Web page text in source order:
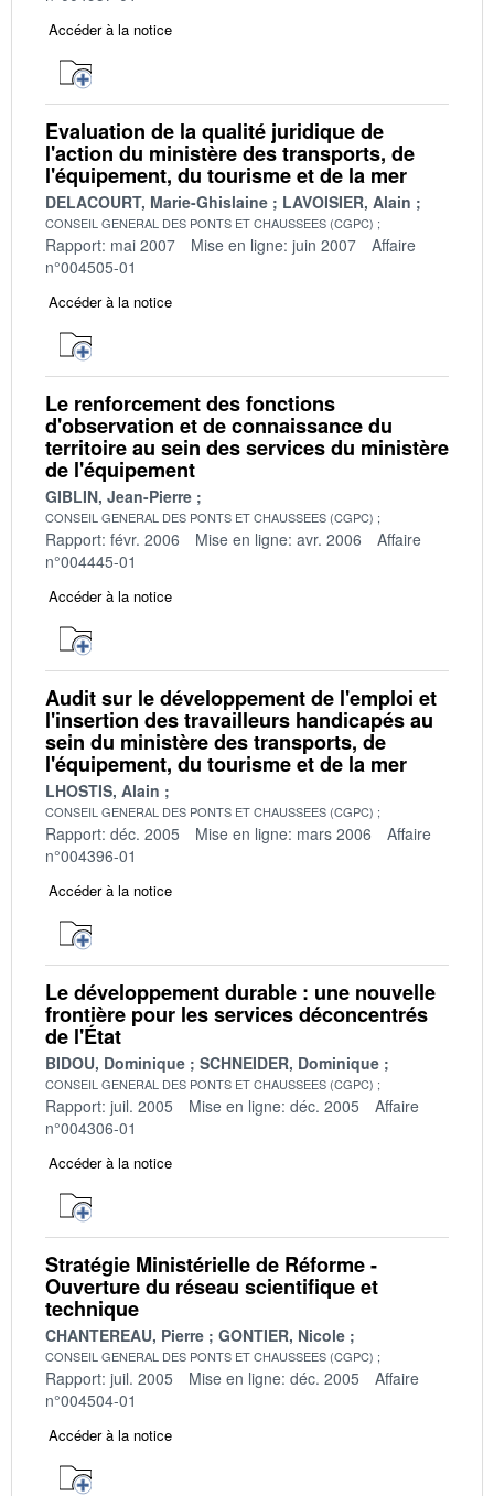
Accéder à la notice
Evaluation de la qualité juridique de
l'action du ministère des transports, de
l'équipement, du tourisme et de la mer
DELACOURT, Marie-Ghislaine LAVOISIER, Alain
CONSEIL GENERAL DES PONTS ET CHAUSSEES (CGPC)
Rapport: mai 2007 Mise en ligne: juin 2007
Affaire
n°004505-01
Accéder à la notice
Le renforcement des fonctions
d'observation et de connaissance du
territoire au sein des services du ministère
de l'équipement
GIBLIN, Jean-Pierre
CONSEIL GENERAL DES PONTS ET CHAUSSEES (CGPC)
Rapport: févr. 2006 Mise en ligne: avr. 2006
Affaire
n°004445-01
Accéder à la notice
Audit sur le développement de l'emploi et
l'insertion des travailleurs handicapés au
sein du ministère des transports, de
l'équipement, du tourisme et de la mer
LHOSTIS, Alain
CONSEIL GENERAL DES PONTS ET CHAUSSEES (CGPC)
Rapport: déc. 2005 Mise en ligne: mars 2006
Affaire
n°004396-01
Accéder à la notice
Le développement durable : une nouvelle
frontière pour les services déconcentrés
de l'État
BIDOU, Dominique SCHNEIDER, Dominique
CONSEIL GENERAL DES PONTS ET CHAUSSEES (CGPC)
Rapport: juil. 2005 Mise en ligne: déc. 2005
Affaire
n°004306-01
Accéder à la notice
Stratégie Ministérielle de Réforme -
Ouverture du réseau scientifique et
technique
CHANTEREAU, Pierre GONTIER, Nicole
CONSEIL GENERAL DES PONTS ET CHAUSSEES (CGPC)
Rapport: juil. 2005 Mise en ligne: déc. 2005
Affaire
n°004504-01
Accéder à la notice